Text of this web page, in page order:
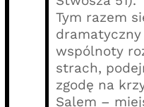
Tym razem
wspólnoty
strach,
zgodę na
Salem –